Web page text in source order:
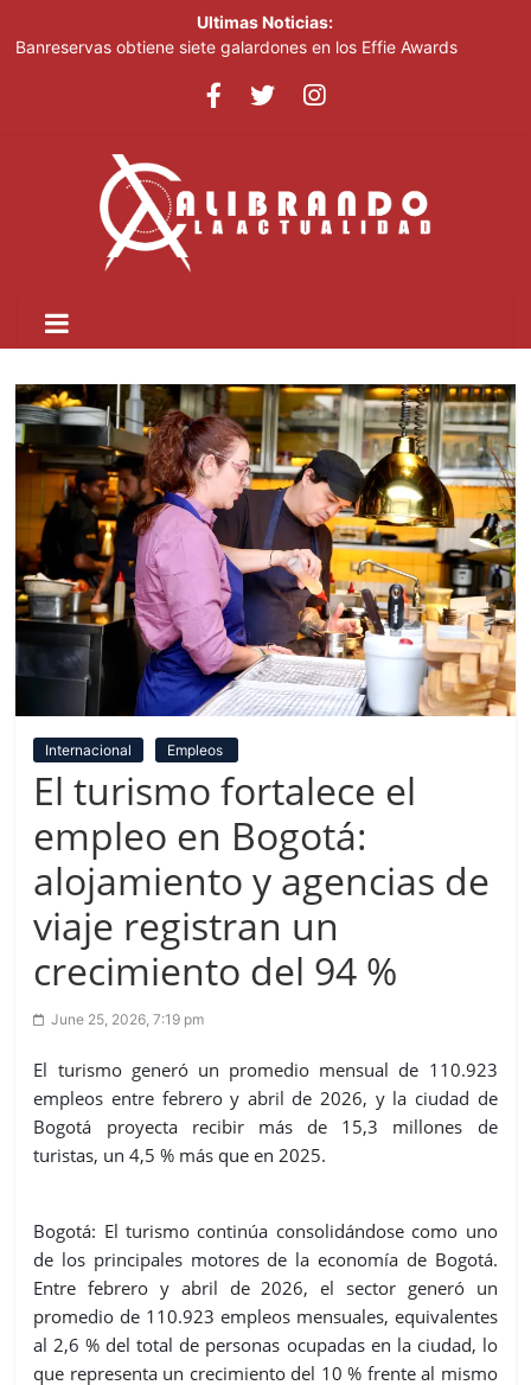
Ultimas Noticias:
Banreservas obtiene siete galardones en los Effie Awards
SNS: hospitales operan con tres turnos de cuatro horas, no con
por el sesquicentenario de Juan Pablo Duarte
Verónica Batista regresa con la tercera temporada de “Fuera de
Agente de la DIGESETT identifica a mujer reportada como
desaparecida tras encontrarla desorientada
Internacional Empleos
El turismo fortalece el
empleo en Bogotá:
alojamiento y agencias de
viaje registran un
crecimiento del 94 %
June 25, 2026, 7:19 pm
El turismo generó un promedio mensual de 110.923
empleos entre febrero y abril de 2026, y la ciudad de
Bogotá proyecta recibir más de 15,3 millones de
turistas, un 4,5 % más que en 2025.
Bogotá: El turismo continúa consolidándose como uno
de los principales motores de la economía de Bogotá.
Entre febrero y abril de 2026, el sector generó un
promedio de 110.923 empleos mensuales, equivalentes
al 2,6 % del total de personas ocupadas en la ciudad, lo
que representa un crecimiento del 10 % frente al mismo